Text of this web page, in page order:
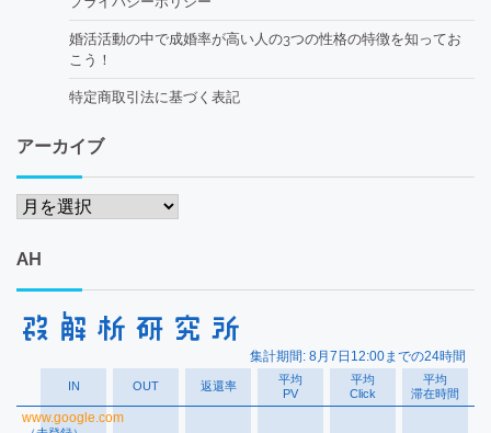
婚活活動の中で成婚率が高い人の3つの性格の特徴を知ってお
こう！
特定商取引法に基づく表記
アーカイブ
ア
カ
イ
AH